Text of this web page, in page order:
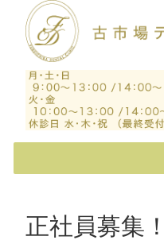
正社員募集